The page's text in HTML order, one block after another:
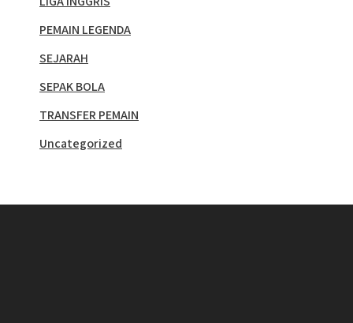
PEMAIN LEGENDA
SEJARAH
SEPAK BOLA
TRANSFER PEMAIN
Uncategorized